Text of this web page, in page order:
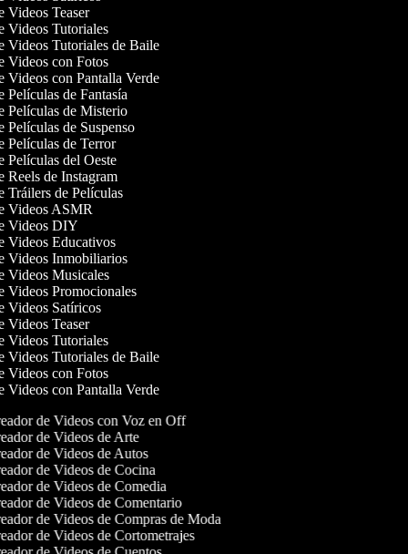
Videos Teaser
Videos Tutoriales
Videos Tutoriales de Baile
Videos con Fotos
Videos con Pantalla Verde
Películas de Fantasía
Películas de Misterio
Películas de Suspenso
Películas de Terror
Películas del Oeste
Reels de Instagram
Tráilers de Películas
Videos ASMR
Videos DIY
Videos Educativos
Videos Inmobiliarios
Videos Musicales
Videos Promocionales
Videos Satíricos
Videos Teaser
Videos Tutoriales
Videos Tutoriales de Baile
Videos con Fotos
Videos con Pantalla Verde
de Videos con Voz en Off
de Videos de Arte
de Videos de Autos
de Videos de Cocina
de Videos de Comedia
de Videos de Comentario
de Videos de Compras de Moda
de Videos de Cortometrajes